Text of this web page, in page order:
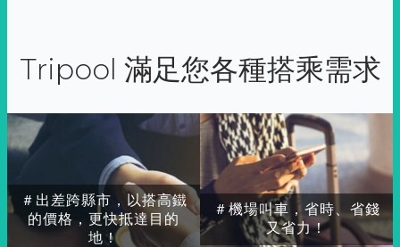
Tripool 滿足您各種搭乘需求
＃出差跨縣市，以搭高鐵
的價格，更快抵達目的
地！
＃機場叫車，省時、省錢
又省力！